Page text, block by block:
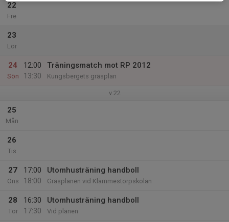
22
Fre
23
Lör
24
Sön
12:00
13:30
Träningsmatch mot RP 2012
Kungsbergets gräsplan
v.22
25
Mån
26
Tis
27
Ons
17:00
18:00
Utomhusträning handboll
Gräsplanen vid Klämmestorpskolan
28
Tor
16:30
17:30
Utomhusträning handboll
Vid planen